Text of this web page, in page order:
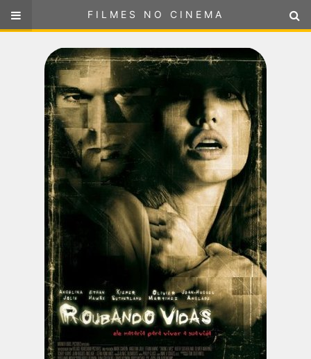
FILMES NO CINEMA
ou selecione sua localização
FILMES NO CINEMA
SELECIONE SUA LOCALIZAÇÃO
FILMES EM CARTAZ
PRÓXIMOS LANÇAMENTOS
GÊNEROS
NOTÍCIAS
PÁGINA INICIAL
FilmesNoCinema.com.br
é o maior localizador de filmes e
sessões de cinema no Brasil. Através dele, você pode
encontrar os filmes no cinema mais próximos a você ou a
qualquer cidade em território brasileiro. Você pode também
acessar informações sobre cinemas, horários, assistir aos
trailers e muito mais.